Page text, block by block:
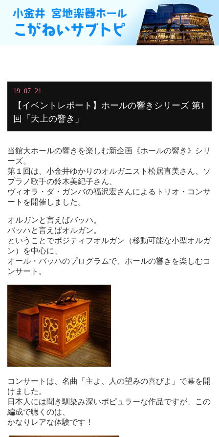
19. 07. 21
【イベントレポート】ホールの響きシリーズ 第1
回「天上の響き」
当館大ホールの響きを楽しむ新企画《ホールの響き》シリ
ーズ。
第１回は、小金井ゆかりのオルガニスト松居直美さん、ソ
プラノ歌手の鈴木美紀子さん、
ヴィオラ・ダ・ガンバの福沢宏さんによるトリオ・コンサ
ートを開催しました。
オルガンと言えばバッハ。
バッハと言えばオルガン。
ということでポジティフオルガン（移動可能な小型オルガ
ン）を中心に、
オール・バッハのプログラムで、ホールの響きを楽しむコ
ンサート。
コンサートは、名曲「主よ、人の望みの喜びよ」で幕を開
けました。
日本人には聞き馴染み深いポピュラーな作品ですが、この
編成で聴くのは、
かなりレアな体験です！